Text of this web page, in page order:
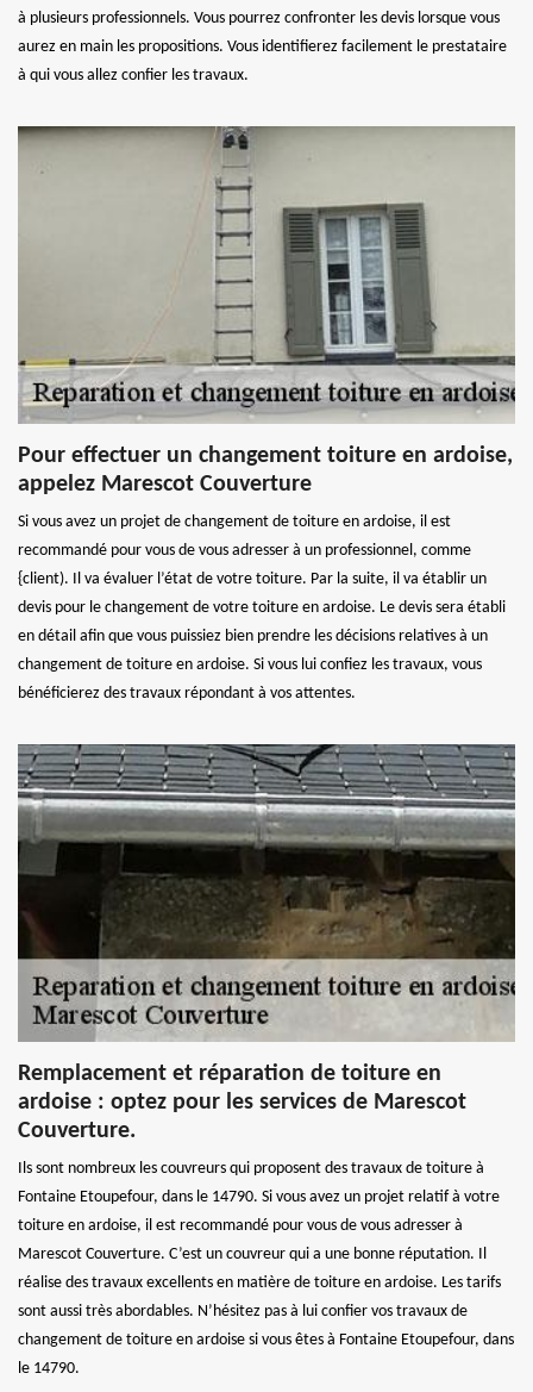
à plusieurs professionnels. Vous pourrez confronter les devis lorsque vous
aurez en main les propositions. Vous identifierez facilement le prestataire
à qui vous allez confier les travaux.
Pour effectuer un changement toiture en ardoise,
appelez Marescot Couverture
Si vous avez un projet de changement de toiture en ardoise, il est
recommandé pour vous de vous adresser à un professionnel, comme
{client). Il va évaluer l’état de votre toiture. Par la suite, il va établir un
devis pour le changement de votre toiture en ardoise. Le devis sera établi
en détail afin que vous puissiez bien prendre les décisions relatives à un
changement de toiture en ardoise. Si vous lui confiez les travaux, vous
bénéficierez des travaux répondant à vos attentes.
Remplacement et réparation de toiture en
ardoise : optez pour les services de Marescot
Couverture.
Ils sont nombreux les couvreurs qui proposent des travaux de toiture à
Fontaine Etoupefour, dans le 14790. Si vous avez un projet relatif à votre
toiture en ardoise, il est recommandé pour vous de vous adresser à
Marescot Couverture. C’est un couvreur qui a une bonne réputation. Il
réalise des travaux excellents en matière de toiture en ardoise. Les tarifs
sont aussi très abordables. N’hésitez pas à lui confier vos travaux de
changement de toiture en ardoise si vous êtes à Fontaine Etoupefour, dans
le 14790.